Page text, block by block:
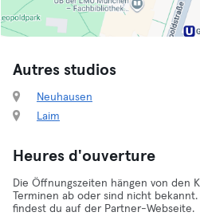
Autres studios
Neuhausen
Laim
Heures d'ouverture
Die Öffnungszeiten hängen von den
Terminen ab oder sind nicht
findest du auf der Partner-Webseite.